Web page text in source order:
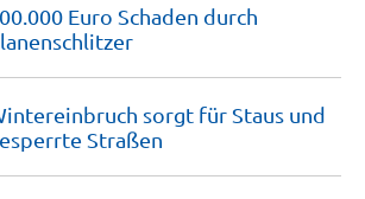
Euro Schaden durch
sorgt für Staus und
Straßen